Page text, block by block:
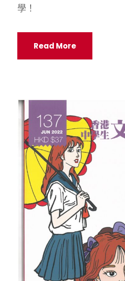
學！
Read More